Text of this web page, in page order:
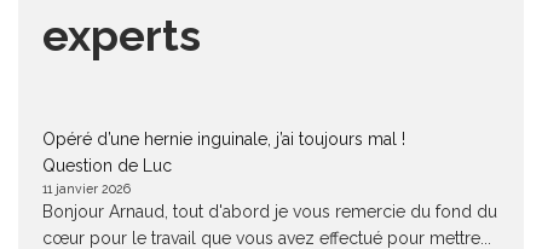
experts
Opéré d’une hernie inguinale, j’ai toujours mal !
Question de Luc
11 janvier 2026
Bonjour Arnaud, tout d'abord je vous remercie du fond du
cœur pour le travail que vous avez effectué pour mettre...